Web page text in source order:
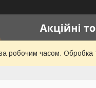
часом. Обробка